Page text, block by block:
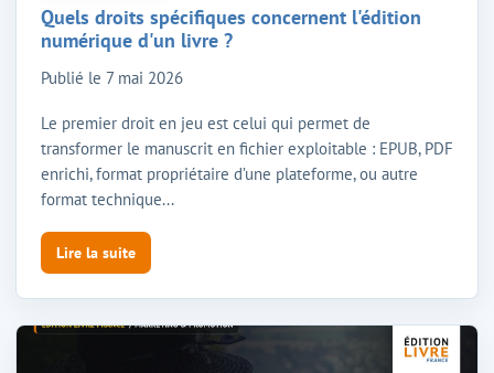
Quels droits spécifiques concernent l'édition
numérique d'un livre ?
Publié le 7 mai 2026
Le premier droit en jeu est celui qui permet de
transformer le manuscrit en fichier exploitable : EPUB, PDF
enrichi, format propriétaire d’une plateforme, ou autre
format technique...
Lire la suite